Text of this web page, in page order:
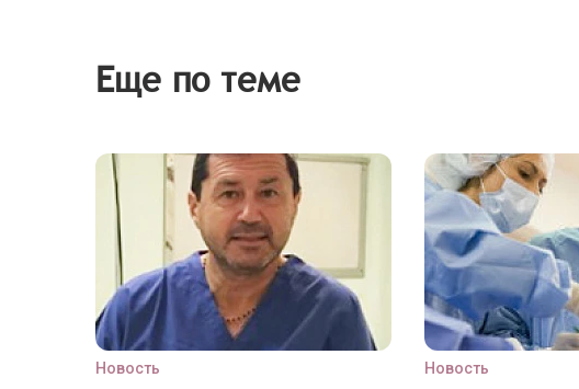
Еще по теме
Новость Новость